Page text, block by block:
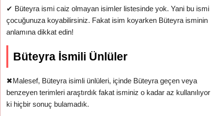
✔ Büteyra ismi caiz olmayan isimler listesinde yok. Yani bu ismi
çocuğunuza koyabilirsiniz. Fakat isim koyarken Büteyra isminin
anlamına dikkat edin!
Büteyra İsmili Ünlüler
✖Malesef, Büteyra isimli ünlüleri, içinde Büteyra geçen veya
benzeyen terimleri araştırdık fakat isminiz o kadar az kullanılıyor
ki hiçbir sonuç bulamadık.